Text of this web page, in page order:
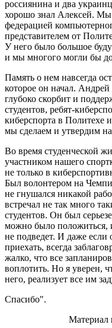
россиянина и два
хорошо знал Алексей.
федерацией
представителем от
У него было большое
и мы многого могли бы
Память о нем навсегда
которое он начал.
глубоко скорбит и
студентов, ребят-
киберспорта в Политехе
мы сделаем и утвердим
Во время студенческой
участником нашего
не только в
Был волонтером на
не гнушался никакой
встречал не так много
студентов. Он был
можно было положиться,
не подведет. И даже если
приехать, всегда
жалко, что все
воплотить. Но я уверен,
него, реализует все им
Спасибо".
Материал